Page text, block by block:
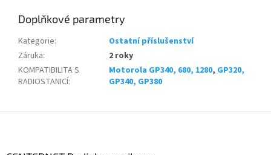
Doplňkové parametry
Kategorie:
Ostatní příslušenství
Záruka:
2 roky
KOMPATIBILITA S
RADIOSTANICÍ:
Motorola GP340, 680, 1280, GP320,
GP340, GP380